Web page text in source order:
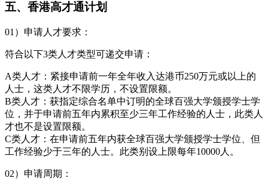
五、香港高才通计划
01）申请人才要求：
符合以下3类人才类型可递交申请：
A类人才：紧接申请前一年全年收入达港币250万元或以上的
人士，这类人才不限学历，不设置限额。
B类人才：获指定综合名单中订明的全球百强大学颁授学士学
位，并于申请前五年内累积至少三年工作经验的人士，此类人
才也不是设置限额。
C类人才：在申请前五年内获全球百强大学颁授学士学位、但
工作经验少于三年的人士。此类别设上限每年10000人。
02）申请周期：